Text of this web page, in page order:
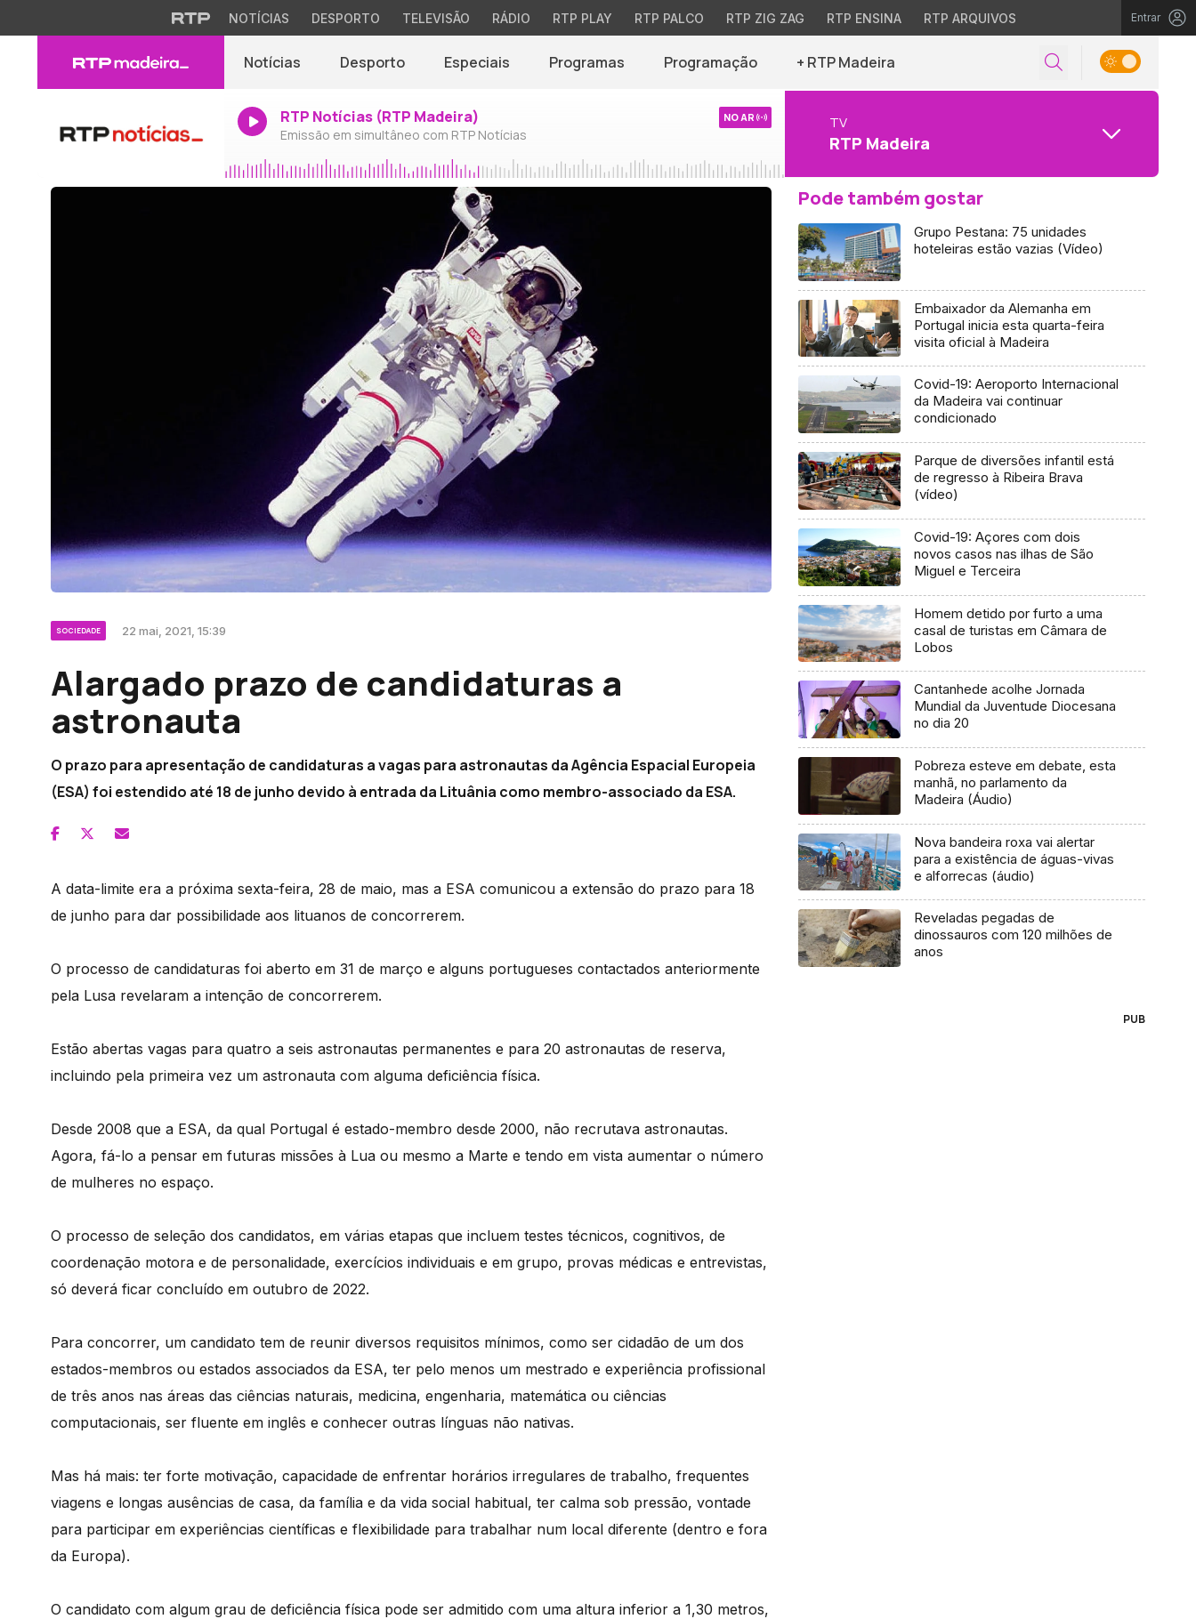
NOTÍCIAS DESPORTO TELEVISÃO RÁDIO RTP PLAY RTP PALCO RTP ZIG ZAG RTP ENSINA RTP ARQUIVOS Entrar
Notícias Desporto Especiais Programas Programação + RTP Madeira
RTP Notícias (RTP Madeira)
Emissão em simultâneo com RTP Notícias
NO AR TV
RTP Madeira
SOCIEDADE 22 mai, 2021, 15:39
Alargado prazo de candidaturas a
astronauta
O prazo para apresentação de candidaturas a vagas para astronautas da Agência Espacial Europeia
(ESA) foi estendido até 18 de junho devido à entrada da Lituânia como membro-associado da ESA.
A data-limite era a próxima sexta-feira, 28 de maio, mas a ESA comunicou a extensão do prazo para 18
de junho para dar possibilidade aos lituanos de concorrerem.
O processo de candidaturas foi aberto em 31 de março e alguns portugueses contactados anteriormente
pela Lusa revelaram a intenção de concorrerem.
Estão abertas vagas para quatro a seis astronautas permanentes e para 20 astronautas de reserva,
incluindo pela primeira vez um astronauta com alguma deficiência física.
Desde 2008 que a ESA, da qual Portugal é estado-membro desde 2000, não recrutava astronautas.
Agora, fá-lo a pensar em futuras missões à Lua ou mesmo a Marte e tendo em vista aumentar o número
de mulheres no espaço.
O processo de seleção dos candidatos, em várias etapas que incluem testes técnicos, cognitivos, de
coordenação motora e de personalidade, exercícios individuais e em grupo, provas médicas e entrevistas,
só deverá ficar concluído em outubro de 2022.
Para concorrer, um candidato tem de reunir diversos requisitos mínimos, como ser cidadão de um dos
estados-membros ou estados associados da ESA, ter pelo menos um mestrado e experiência profissional
de três anos nas áreas das ciências naturais, medicina, engenharia, matemática ou ciências
computacionais, ser fluente em inglês e conhecer outras línguas não nativas.
Mas há mais: ter forte motivação, capacidade de enfrentar horários irregulares de trabalho, frequentes
viagens e longas ausências de casa, da família e da vida social habitual, ter calma sob pressão, vontade
para participar em experiências científicas e flexibilidade para trabalhar num local diferente (dentro e fora
da Europa).
O candidato com algum grau de deficiência física pode ser admitido com uma altura inferior a 1,30 metros,
Pode também gostar
Grupo Pestana: 75 unidades
hoteleiras estão vazias (Vídeo)
Embaixador da Alemanha em
Portugal inicia esta quarta-feira
visita oficial à Madeira
Covid-19: Aeroporto Internacional
da Madeira vai continuar
condicionado
Parque de diversões infantil está
de regresso à Ribeira Brava
(vídeo)
Covid-19: Açores com dois
novos casos nas ilhas de São
Miguel e Terceira
Homem detido por furto a uma
casal de turistas em Câmara de
Lobos
Cantanhede acolhe Jornada
Mundial da Juventude Diocesana
no dia 20
Pobreza esteve em debate, esta
manhã, no parlamento da
Madeira (Áudio)
Nova bandeira roxa vai alertar
para a existência de águas-vivas
e alforrecas (áudio)
Reveladas pegadas de
dinossauros com 120 milhões de
anos
PUB